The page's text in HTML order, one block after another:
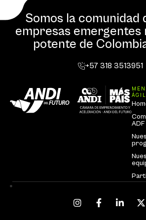
Somos la comunidad
empresas emergentes
potente de
+57 318 3513951
ÁGIL
ADF